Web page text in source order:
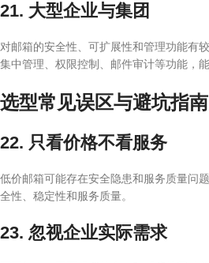
21. 大型企业与集团
对邮箱的安全性、可扩展性和管理功能有
集中管理、权限控制、邮件审计等功能，
选型常见误区与避坑指南
22. 只看价格不看服务
低价邮箱可能存在安全隐患和服务质量问
全性、稳定性和服务质量。
23. 忽视企业实际需求